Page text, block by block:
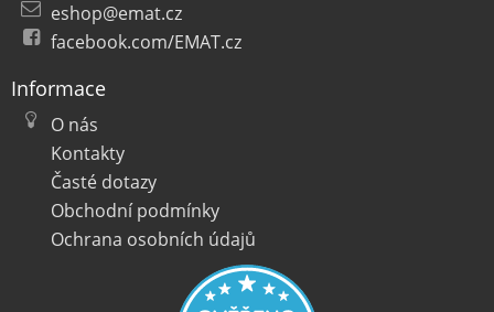
eshop@emat.cz
facebook.com/EMAT.cz
Informace
O nás
Kontakty
Časté dotazy
Obchodní podmínky
Ochrana osobních údajů